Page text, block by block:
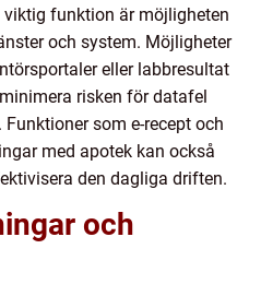
viktig funktion är möjligheten
och system. Möjligheter
eller labbresultat
risken för datafel
som e-recept och
med apotek kan också
den dagliga driften.
och